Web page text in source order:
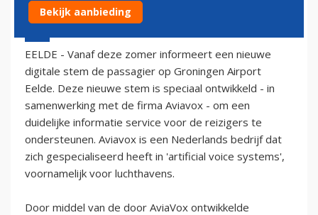
2 augustus 2004 - 2:00
EELDE - Vanaf deze zomer informeert een nieuwe
digitale stem de passagier op Groningen Airport
Eelde. Deze nieuwe stem is speciaal ontwikkeld - in
samenwerking met de firma Aviavox - om een
duidelijke informatie service voor de reizigers te
ondersteunen. Aviavox is een Nederlands bedrijf dat
zich gespecialiseerd heeft in 'artificial voice systems',
voornamelijk voor luchthavens.
Door middel van de door AviaVox ontwikkelde
Bekijk aanbieding